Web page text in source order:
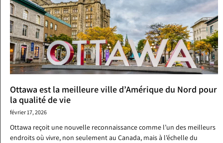
Ottawa est la meilleure ville d’Amérique du Nord pour
la qualité de vie
février 17, 2026
Ottawa reçoit une nouvelle reconnaissance comme l’un des meilleurs
endroits où vivre, non seulement au Canada, mais à l’échelle du